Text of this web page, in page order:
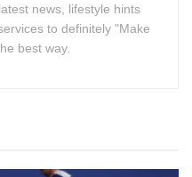
news, lifestyle hints
to definitely "Make
best way.